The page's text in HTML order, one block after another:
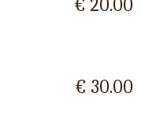
€ 30.00